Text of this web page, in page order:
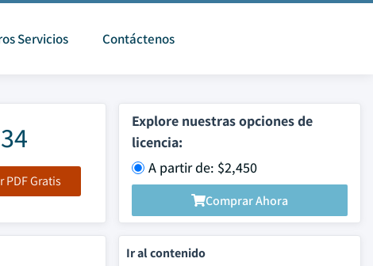
Servicios Contáctenos
PDF Gratis
Explore nuestras opciones de
licencia:
A partir de: $2,450
Comprar Ahora
Ir al contenido